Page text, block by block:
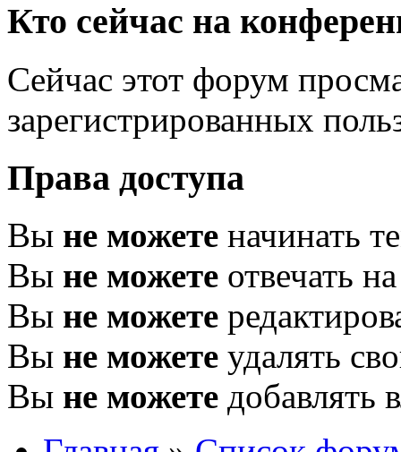
Кто сейчас на
Сейчас этот форум
зарегистрированных
Права доступа
Вы не можете начинать
Вы не можете отвечать
Вы не можете
Вы не можете удалять
Вы не можете добавлять